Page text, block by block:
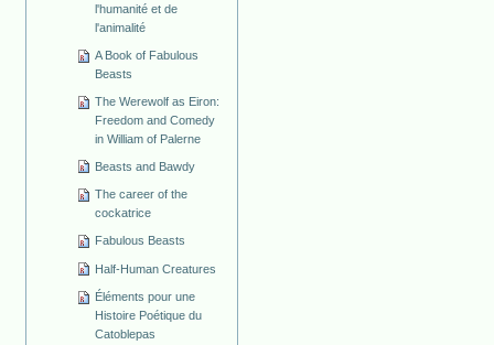
l'humanité et de
l'animalité
A Book of Fabulous
Beasts
The Werewolf as Eiron:
Freedom and Comedy
in William of Palerne
Beasts and Bawdy
The career of the
cockatrice
Fabulous Beasts
Half-Human Creatures
Éléments pour une
Histoire Poétique du
Catoblepas